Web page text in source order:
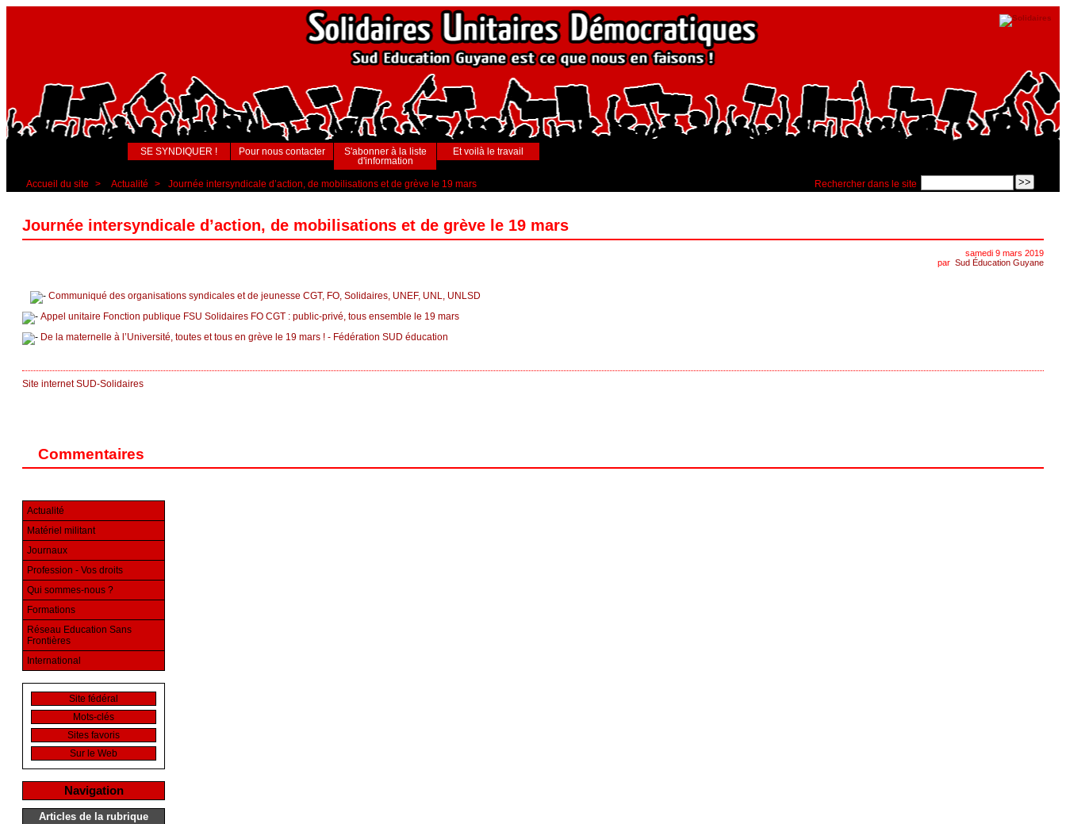
SE SYNDIQUER ! Pour nous contacter
S'abonner à la liste
d'information
Et voilà le travail
Rechercher dans le site
Accueil du site > Actualité > Journée intersyndicale d’action, de mobilisations et de grève le 19 mars
Journée intersyndicale d’action, de mobilisations et de grève le 19 mars
samedi 9 mars 2019
par Sud Éducation Guyane
Communiqué des organisations syndicales et de jeunesse CGT, FO, Solidaires, UNEF, UNL, UNLSD
Appel unitaire Fonction publique FSU Solidaires FO CGT : public-privé, tous ensemble le 19 mars
De la maternelle à l’Université, toutes et tous en grève le 19 mars ! - Fédération SUD éducation
Site internet SUD-Solidaires
Commentaires
Actualité
Matériel militant
Journaux
Profession - Vos droits
Qui sommes-nous ?
Formations
Réseau Education Sans
Frontières
International
Site fédéral
Mots-clés
Sites favoris
Sur le Web
Navigation
Articles de la rubrique